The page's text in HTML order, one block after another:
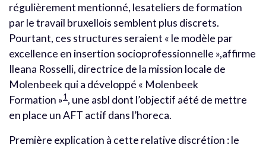
régulièrement mentionné, lesateliers de formation
par le travail bruxellois semblent plus discrets.
Pourtant, ces structures seraient « le modèle par
excellence en insertion socioprofessionnelle »,affirme
Ileana Rosselli, directrice de la mission locale de
Molenbeek qui a développé « Molenbeek
Formation »1 , une asbl dont l’objectif aété de mettre
en place un AFT actif dans l’horeca.
Première explication à cette relative discrétion : le